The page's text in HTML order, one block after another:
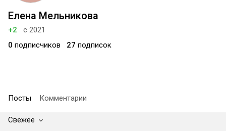
Елена Мельникова
+2
с 2021
0 подписчиков 27 подписок
Посты Комментарии
Свежее